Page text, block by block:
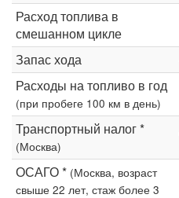
Расход топлива в
смешанном цикле
Запас хода
Расходы на топливо в год
(при пробеге 100 км в день)
Транспортный налог *
(Москва)
ОСАГО * (Москва, возраст
свыше 22 лет, стаж более 3